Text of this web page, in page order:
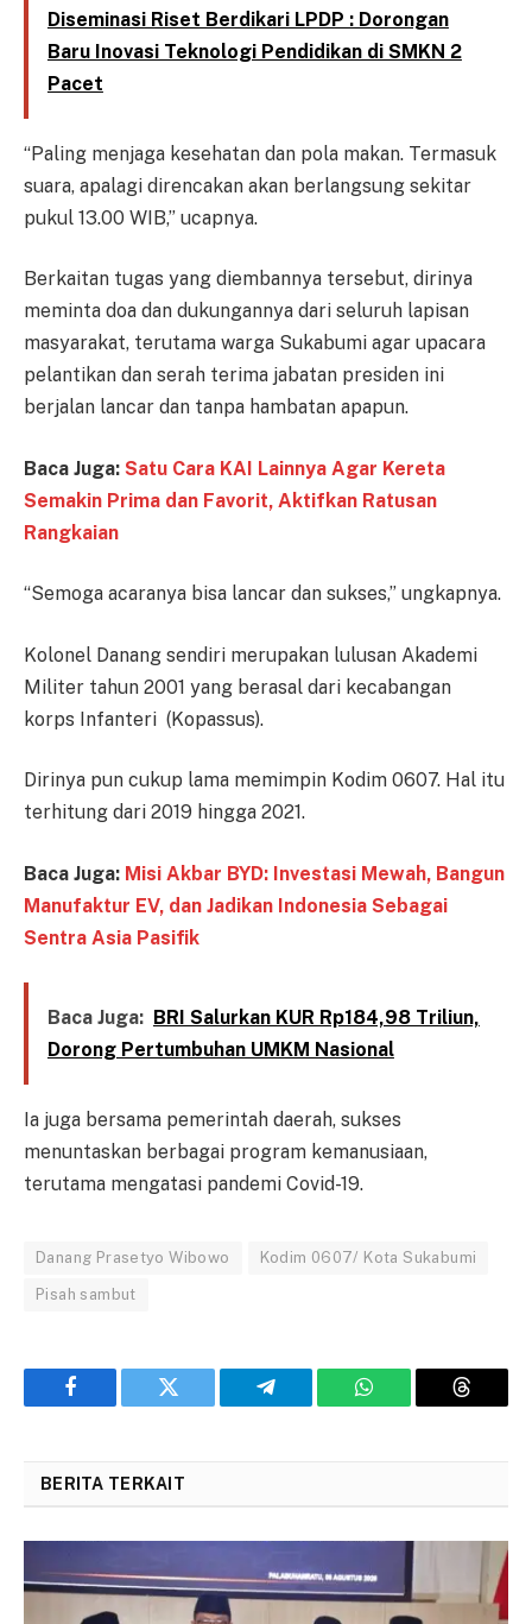
Diseminasi Riset Berdikari LPDP : Dorongan
Baru Inovasi Teknologi Pendidikan di SMKN 2
Pacet
“Paling menjaga kesehatan dan pola makan. Termasuk
suara, apalagi direncakan akan berlangsung sekitar
pukul 13.00 WIB,” ucapnya.
Berkaitan tugas yang diembannya tersebut, dirinya
meminta doa dan dukungannya dari seluruh lapisan
masyarakat, terutama warga Sukabumi agar upacara
pelantikan dan serah terima jabatan presiden ini
berjalan lancar dan tanpa hambatan apapun.
Baca Juga: Satu Cara KAI Lainnya Agar Kereta
Semakin Prima dan Favorit, Aktifkan Ratusan
Rangkaian
“Semoga acaranya bisa lancar dan sukses,” ungkapnya.
Kolonel Danang sendiri merupakan lulusan Akademi
Militer tahun 2001 yang berasal dari kecabangan
korps Infanteri (Kopassus).
Dirinya pun cukup lama memimpin Kodim 0607. Hal itu
terhitung dari 2019 hingga 2021.
Baca Juga: Misi Akbar BYD: Investasi Mewah, Bangun
Manufaktur EV, dan Jadikan Indonesia Sebagai
Sentra Asia Pasifik
Baca Juga: BRI Salurkan KUR Rp184,98 Triliun,
Dorong Pertumbuhan UMKM Nasional
Ia juga bersama pemerintah daerah, sukses
menuntaskan berbagai program kemanusiaan,
terutama mengatasi pandemi Covid-19.
Danang Prasetyo Wibowo Kodim 0607/ Kota Sukabumi
Pisah sambut
Facebook Twitter Telegram WhatsApp Threads
BERITA TERKAIT